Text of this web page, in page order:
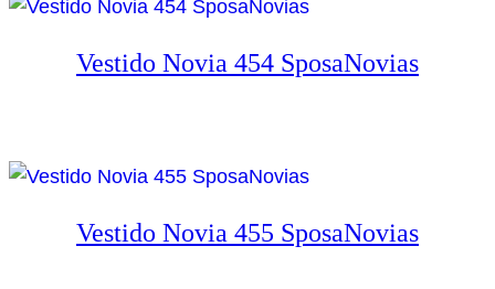
Vestido Novia 454 SposaNovias
Vestido Novia 455 SposaNovias